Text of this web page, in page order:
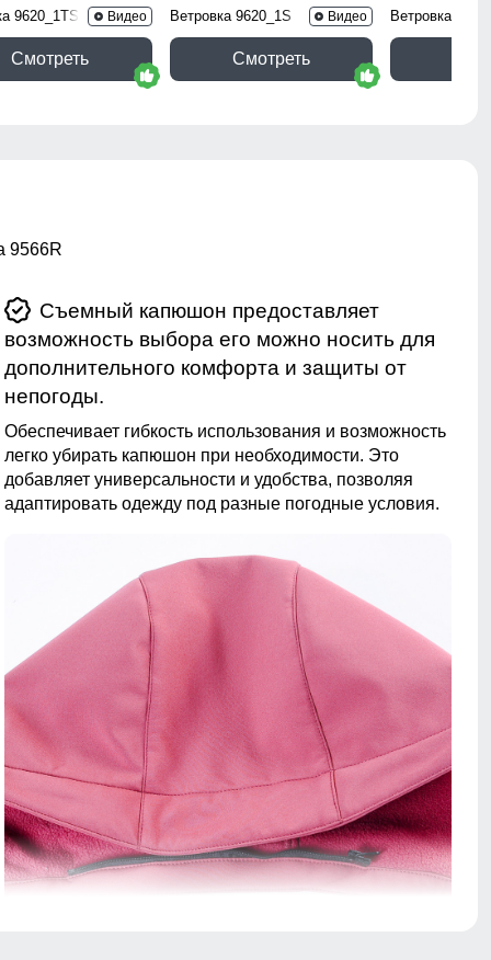
9620_1TS Видео
Смотреть
Ветровка 9620_1S Видео
Смотреть
Ветровка
9566R
Съемный капюшон предоставляет
возможность выбора его можно носить для
дополнительного комфорта и защиты от
непогоды.
Обеспечивает гибкость использования и возможность
легко убирать капюшон при необходимости. Это
добавляет универсальности и удобства, позволяя
адаптировать одежду под разные погодные условия.